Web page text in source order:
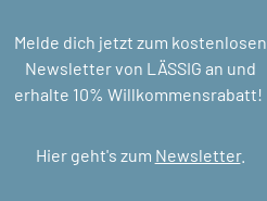
Melde dich jetzt zum kostenlosen
Newsletter von LÄSSIG an und
erhalte 10% Willkommensrabatt!
Hier geht's zum Newsletter.